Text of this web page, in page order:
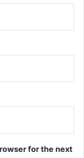
for the next